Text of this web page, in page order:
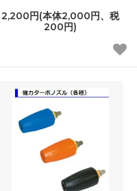
2,200円(本体2,000円、税
200円)